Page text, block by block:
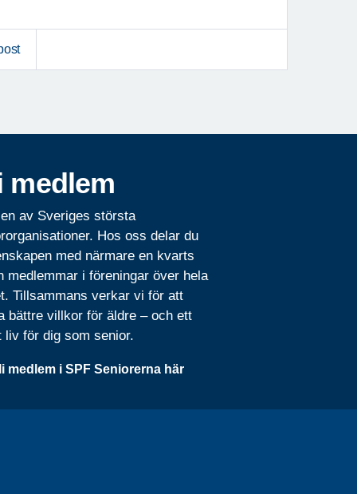
medlem
av Sveriges största
Hos oss delar du
med närmare en kvarts
medlemmar i föreningar över hela
Tillsammans verkar vi för att
bättre villkor för äldre – och ett
liv för dig som senior.
medlem i SPF Seniorerna här